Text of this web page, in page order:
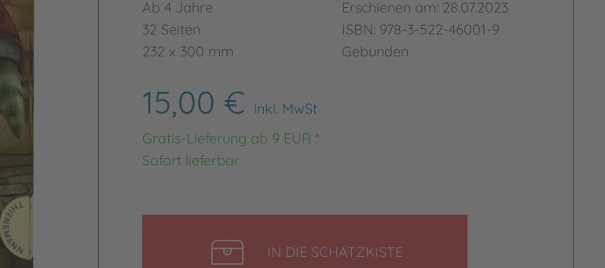
Ab 4 Jahre
32 Seiten
232 x 300 mm
Erschienen am: 28.07.2023
ISBN: 978-3-522-46001-9
Gebunden
15,00 € inkl. MwSt
Gratis-Lieferung ab 9 EUR *
Sofort lieferbar
IN DIE SCHATZKISTE